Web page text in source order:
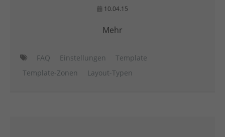
10.04.15
Mehr
FAQ Einstellungen
Template
Template-Zonen
Layout-Typen